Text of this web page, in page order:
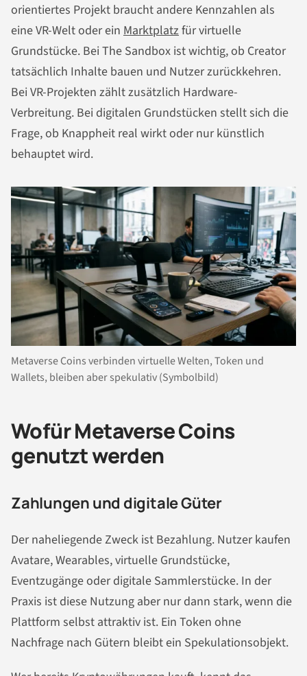
orientiertes Projekt braucht andere Kennzahlen als
eine VR-Welt oder ein Marktplatzfür virtuelle
Grundstücke. Bei The Sandbox ist wichtig, ob Creator
tatsächlich Inhalte bauen und Nutzer zurückkehren.
Bei VR-Projekten zählt zusätzlich Hardware-
Verbreitung. Bei digitalen Grundstücken stellt sich die
Frage, ob Knappheit real wirkt oder nur künstlich
behauptet wird.
Metaverse Coins verbinden virtuelle Welten, Token und
Wallets, bleiben aber spekulativ (Symbolbild)
Wofür Metaverse Coins
genutzt werden
Zahlungen und digitale Güter
Der naheliegende Zweck ist Bezahlung. Nutzer kaufen
Avatare, Wearables, virtuelle Grundstücke,
Eventzugänge oder digitale Sammlerstücke. In der
Praxis ist diese Nutzung aber nur dann stark, wenn die
Plattform selbst attraktiv ist. Ein Token ohne
Nachfrage nach Gütern bleibt ein Spekulationsobjekt.